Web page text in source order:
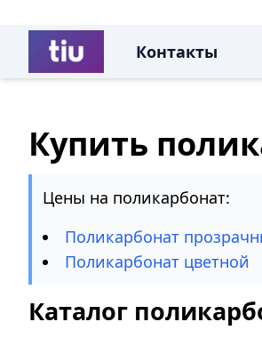
Контакты
Купить
Цены на поликарбонат:
Поликарбонат
Поликарбонат цветной
Каталог